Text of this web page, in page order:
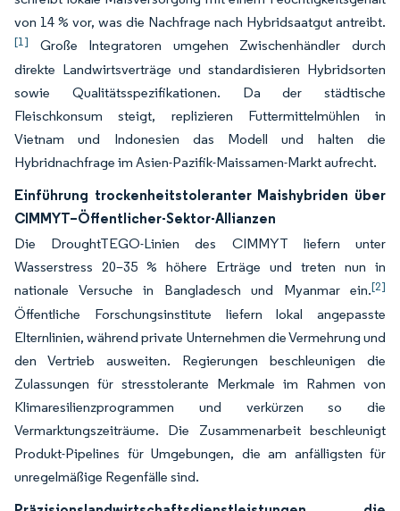
von 14 % vor, was die Nachfrage nach Hybridsaatgut antreibt.
[1]
Große Integratoren umgehen Zwischenhändler durch
direkte Landwirtsverträge und standardisieren Hybridsorten
sowie Qualitätsspezifikationen. Da der städtische
Fleischkonsum steigt, replizieren Futtermittelmühlen in
Vietnam und Indonesien das Modell und halten die
Hybridnachfrage im Asien-Pazifik-Maissamen-Markt aufrecht.
Einführung trockenheitstoleranter Maishybriden über
CIMMYT–Öffentlicher-Sektor-Allianzen
Die DroughtTEGO-Linien des CIMMYT liefern unter
Wasserstress 20–35 % höhere Erträge und treten nun in
nationale Versuche in Bangladesch und Myanmar ein.[2]
Öffentliche Forschungsinstitute liefern lokal angepasste
Elternlinien, während private Unternehmen die Vermehrung und
den Vertrieb ausweiten. Regierungen beschleunigen die
Zulassungen für stresstolerante Merkmale im Rahmen von
Klimaresilienzprogrammen und verkürzen so die
Vermarktungszeiträume. Die Zusammenarbeit beschleunigt
Produkt-Pipelines für Umgebungen, die am anfälligsten für
unregelmäßige Regenfälle sind.